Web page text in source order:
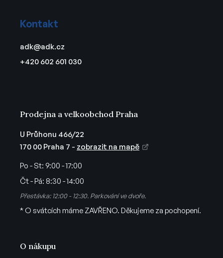
Kontakt
adk@adk.cz
+420 602 601 030
O nákupu
Prodejna a velkoobchod Praha
U Průhonu 466/22
170 00 Praha 7 - zobrazit na mapě
Po - St: 9:00 - 17:00
Čt - Pá: 8:30 - 14:00
Přestávka: 12:00 - 12:30. Parkování ve dvoře.
* O svátcích máme ZAVŘENO. Děkujeme za pochopení.